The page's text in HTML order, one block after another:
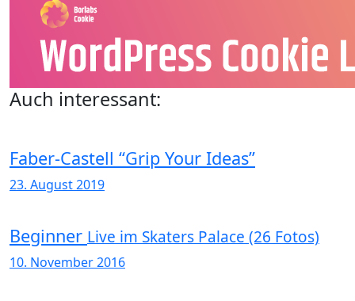
Auch interessant:
Faber-Castell “Grip Your Ideas”
23. August 2019
Beginner Live im Skaters Palace (26 Fotos)
10. November 2016